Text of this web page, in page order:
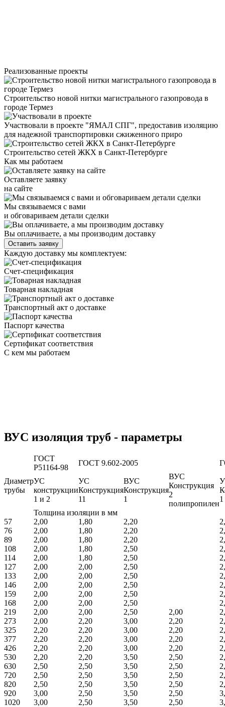
Реализованные проекты
Строительство новой нитки магистрального газопровода в
городе Термез
Участвовали в проекте "ЯМАЛ СПГ", предоставив изоляцию
для надежной транспортировки сжиженного приро
Строительство сетей ЖКХ в Санкт-Петербурге
Как мы работаем
Оставляете заявку
на сайте
Мы связываемся с вами
и обговариваем детали сделки
Вы оплачиваете, а мы производим доставку
Оставить заявку
Каждую доставку мы комплектуем:
Счет-спецификация
Товарная накладная
Транспортный акт о доставке
Паспорт качества
Сертификат соответствия
С кем мы работаем
ВУС изоляция труб - параметры
Диаметр
трубы
ГОСТ
Р51164-98
ГОСТ 9.602-2005
УС
конструкции
1 и 2
УС
Конструкция
11
ВУС
Конструкция
1
ВУС
Конструкция
2
полипропилен
Толщина изоляции в мм
57
2,00 1,80 2,20
76
2,00 1,80 2,20
89
2,00 1,80 2,20
108
2,00 1,80 2,50
114
2,00 1,80 2,50
127
2,00 2,00 2,50
133
2,00 2,00 2,50
146
2,00 2,00 2,50
159
2,00 2,00 2,50
168
2,00 2,00 2,50
219
2,00 2,00 2,50 2,00
273
2,00 2,20 3,00 2,20
325
2,20 2,20 3,00 2,20
377
2,20 2,20 3,00 2,20
426
2,20 2,20 3,00 2,20
530
2,20 2,20 3,50 2,50
630
2,50 2,50 3,50 2,50
720
2,50 2,50 3,50 2,50
820
2,50 2,50 3,50 2,50
920
3,00 2,50 3,50 2,50
1020
3,00 2,50 3,50 2,50